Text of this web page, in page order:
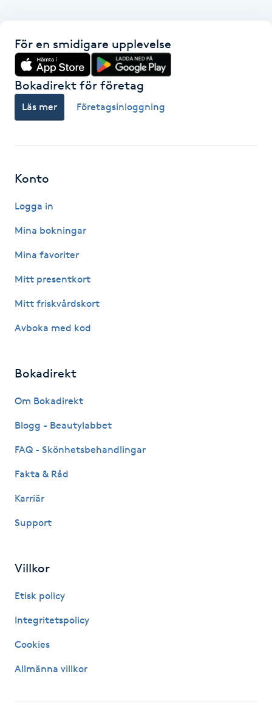
K18
Katun fransar
Kemisk peeling
Keratinbehandling
Kinesiologi
Kinesisk medicin
Klangmassage
Klippning ungdom
Kosmetisk tatuering
Kroppsinpackning
Kärlbehandling
Laserbehandling
Lashlift Keratin
För en smidigare upplevelse
Bokadirekt för företag
Läs mer Företagsinloggning
Konto
Logga in
Mina bokningar
Mina favoriter
Mitt presentkort
Mitt friskvårdskort
Avboka med kod
Bokadirekt
Om Bokadirekt
Blogg - Beautylabbet
FAQ - Skönhetsbehandlingar
Fakta & Råd
Karriär
Support
Villkor
Etisk policy
Integritetspolicy
Cookies
Allmänna villkor